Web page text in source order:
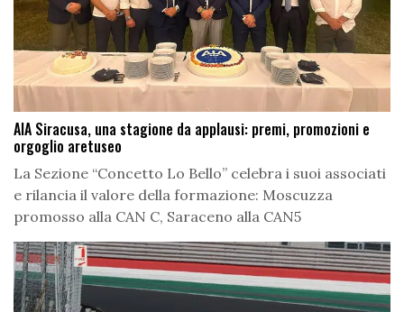
AIA Siracusa, una stagione da applausi: premi, promozioni e
orgoglio aretuseo
La Sezione “Concetto Lo Bello” celebra i suoi associati
e rilancia il valore della formazione: Moscuzza
promosso alla CAN C, Saraceno alla CAN5